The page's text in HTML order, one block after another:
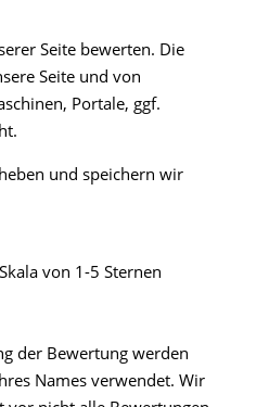
Seite bewerten. Die
Seite und von
Portale, ggf.
und speichern wir
von 1-5 Sternen
der Bewertung werden
Names verwendet. Wir